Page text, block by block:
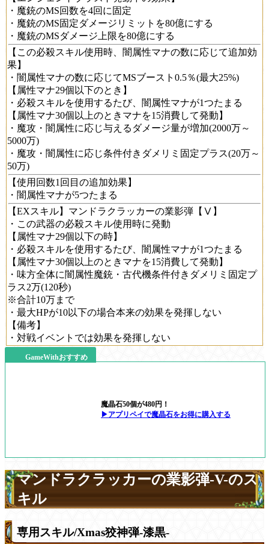
・魔銃のMS回数を4回に固定
・魔銃のMS固定ダメージリミットを80億にする
・魔銃のMSダメージ上限を80億にする
【この必殺スキル使用時、闇属性マナの数に応じて追加効
果】
・闇属性マナの数に応じてMSブースト0.5％(最大25%)
【属性マナ29個以下のとき】
・必殺スキルを使用するたび、闇属性マナが1つたまる
【属性マナ30個以上のときマナを15消費して発動】
・魔攻・闇属性に応じ与えるダメージ量が増加(2000万～
5000万)
・魔攻・闇属性に応じ条件付きダメリミ固定プラス(20万～
50万)
【使用回数1回目の追加効果】
・闇属性マナが5つたまる
【EXスキル】マンドラクラッカーの業影弾【Ⅴ】
・この武器の必殺スキル使用時に発動
【属性マナ29個以下の時】
・必殺スキルを使用するたび、闇属性マナが1つたまる
【属性マナ30個以上のときマナを15消費して発動】
・味方全体に闇属性魔銃・古代機条件付きダメリミ固定プ
ラス2万(120秒)
※合計10万まで
・最大HPが10以下の場合本来の効果を発揮しない
【備考】
・対戦イベントでは効果を発揮しない
GameWithおすすめ
魔晶石50個が480円！
▶アプリペイで魔晶石をお得に購入する
マンドラクラッカーの業影弾-V-のス
キル
専用スキル/Xmas狡神弾-漆黒-